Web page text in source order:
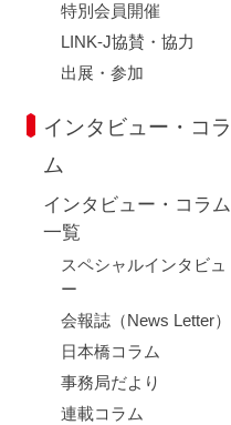
特別会員開催
LINK-J協賛・協力
出展・参加
インタビュー・コラ
ム
インタビュー・コラム
一覧
スペシャルインタビュ
ー
会報誌（News Letter）
日本橋コラム
事務局だより
連載コラム